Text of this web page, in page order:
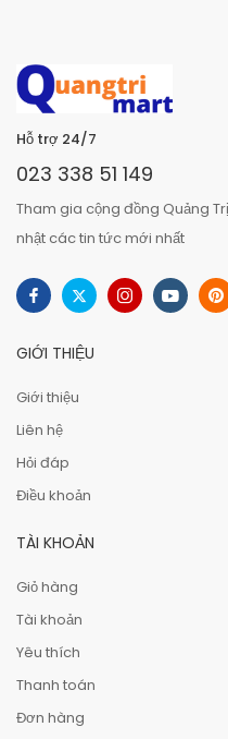
Hỗ trợ 24/7
023 338 51 149
Tham gia cộng đồng Quảng
nhật các tin tức mới nhất
GIỚI THIỆU
Giới thiệu
Liên hệ
Hỏi đáp
Điều khoản
TÀI KHOẢN
Giỏ hàng
Tài khoản
Yêu thích
Thanh toán
Đơn hàng